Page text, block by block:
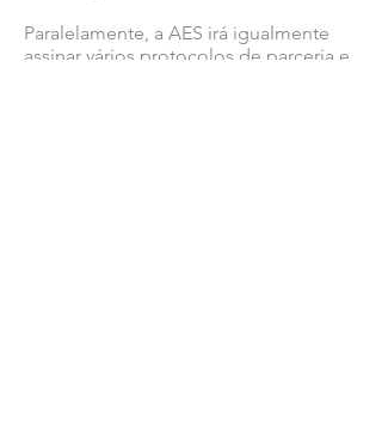
Paralelamente, a AES irá igualmente
assinar vários protocolos de parceria e